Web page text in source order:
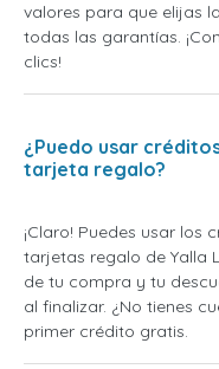
valores para que elijas
todas las garantías.
clics!
¿Puedo usar
tarjeta regalo?
¡Claro! Puedes usar
tarjetas regalo de Yalla
de tu compra y tu
al finalizar. ¿No tienes
primer crédito gratis.